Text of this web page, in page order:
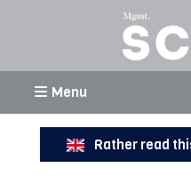
Menu
Rather read